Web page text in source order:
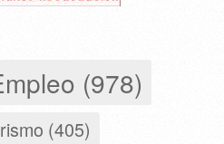
(978)
(405)